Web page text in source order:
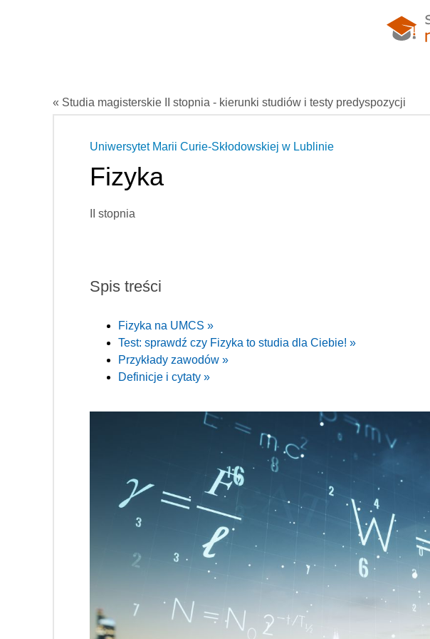
« Studia magisterskie II stopnia - kierunki studiów i testy predyspozycji
Uniwersytet Marii Curie-Skłodowskiej w Lublinie
Fizyka
II stopnia
Spis treści
Fizyka na UMCS »
Test: sprawdź czy Fizyka to studia dla Ciebie! »
Przykłady zawodów »
Definicje i cytaty »